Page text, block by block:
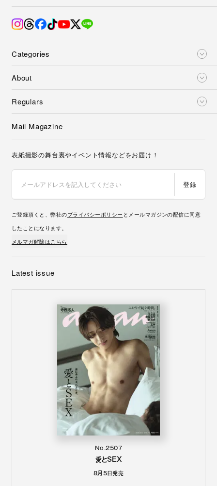
Categories
About
Regulars
Mail Magazine
表紙撮影の舞台裏やイベント情報などをお届け！
登録
ご登録頂くと、弊社のプライバシーポリシー とメールマガジンの配信に同意
したことになります。
メルマガ解除はこちら
Latest issue
No.2507
愛とSEX
8月5日発売